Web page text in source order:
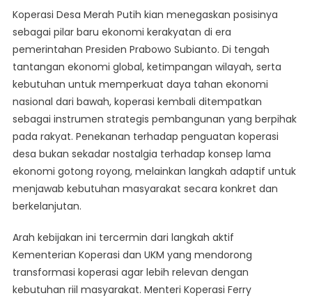
Putih
Jadi
Pilar
Baru
Ekonomi
Kerakyatan
Di
Era
Presiden
Prabowo
Koperasi Desa Merah Putih kian menegaskan posisinya
sebagai pilar baru ekonomi kerakyatan di era
pemerintahan Presiden Prabowo Subianto. Di tengah
tantangan ekonomi global, ketimpangan wilayah, serta
kebutuhan untuk memperkuat daya tahan ekonomi
nasional dari bawah, koperasi kembali ditempatkan
sebagai instrumen strategis pembangunan yang berpihak
pada rakyat. Penekanan terhadap penguatan koperasi
desa bukan sekadar nostalgia terhadap konsep lama
ekonomi gotong royong, melainkan langkah adaptif untuk
menjawab kebutuhan masyarakat secara konkret dan
berkelanjutan.
Arah kebijakan ini tercermin dari langkah aktif
Kementerian Koperasi dan UKM yang mendorong
transformasi koperasi agar lebih relevan dengan
kebutuhan riil masyarakat. Menteri Koperasi Ferry